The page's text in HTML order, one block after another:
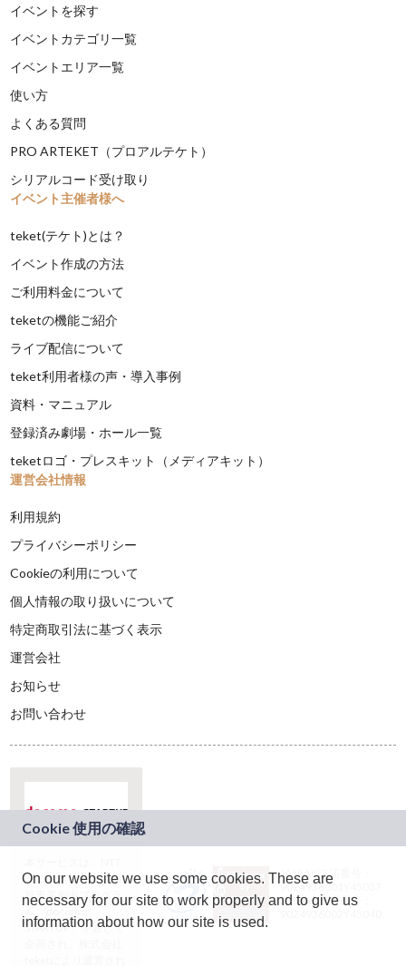
イベントを探す
イベントカテゴリ一覧
イベントエリア一覧
使い方
よくある質問
PRO ARTEKET（プロアルテケト）
シリアルコード受け取り
イベント主催者様へ
teket(テケト)とは？
イベント作成の方法
ご利用料金について
teketの機能ご紹介
ライブ配信について
teket利用者様の声・導入事例
資料・マニュアル
登録済み劇場・ホール一覧
teketロゴ・プレスキット（メディアキット）
運営会社情報
利用規約
プライバシーポリシー
Cookieの利用について
個人情報の取り扱いについて
特定商取引法に基づく表示
運営会社
お知らせ
お問い合わせ
ドコモグループの新
規事業創出プログラ
ム「docomo
STARTUP」を通じて
JASRAC許諾番号：
9024936001Y45037
JASRAC許諾番号：
On our website we use some cookies. These are
necessary for our site to work properly and to give us
information about how our site is used.